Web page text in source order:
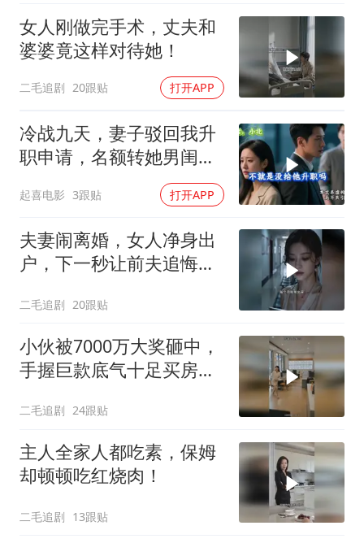
女人刚做完手术，丈夫和
婆婆竟这样对待她！
二毛追剧 20跟贴 打开APP
冷战九天，妻子驳回我升
职申请，名额转她男闺
蜜，我转身办妥1件事
起喜电影 3跟贴 打开APP
夫妻闹离婚，女人净身出
户，下一秒让前夫追悔莫
二毛追剧 20跟贴
小伙被7000万大奖砸中，
手握巨款底气十足买房不
二毛追剧 24跟贴
主人全家人都吃素，保姆
却顿顿吃红烧肉！
二毛追剧 13跟贴